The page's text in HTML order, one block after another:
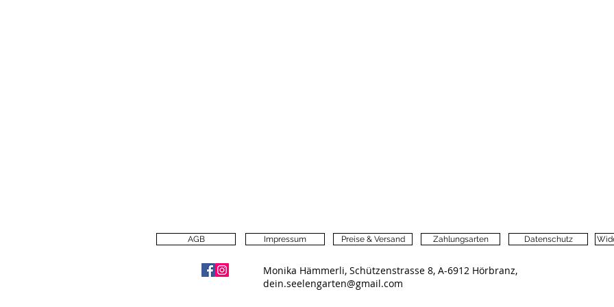
AGB Impressum Preise & Versand Zahlungsarten Datenschutz
Monika Hämmerli, Schützenstrasse 8, A-6912 Hörbranz,
dein.seelengarten@gmail.com